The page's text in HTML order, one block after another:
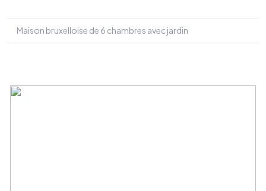
Maison bruxelloise de 6 chambres avec jardin